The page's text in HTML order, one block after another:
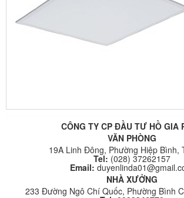
CÔNG TY CP ĐẦU TƯ HỒ GIA
VĂN PHÒNG
19A Linh Đông, Phường Hiệp Bình,
Tel: (028) 37262157
Email:
NHÀ XƯỞNG
233 Đường Ngô Chí Quốc, Phường Bình